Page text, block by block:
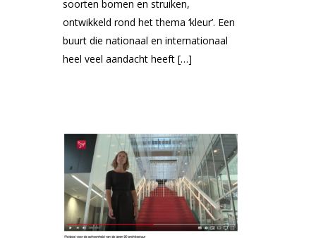
soorten bomen en struiken,
ontwikkeld rond het thema ‘kleur’. Een
buurt die nationaal en internationaal
heel veel aandacht heeft […]